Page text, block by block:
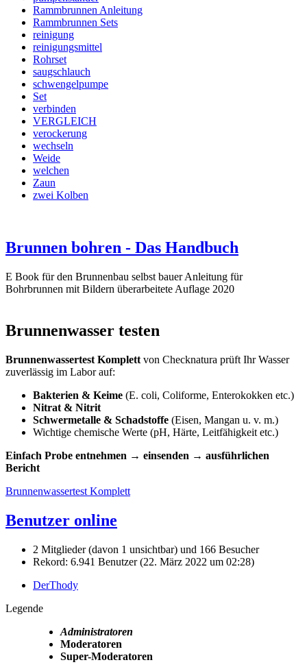
Rammbrunnen Anleitung
Rammbrunnen Sets
reinigung
reinigungsmittel
Rohrset
saugschlauch
schwengelpumpe
Set
verbinden
VERGLEICH
verockerung
wechseln
Weide
welchen
Zaun
zwei Kolben
Brunnen bohren - Das Handbuch
E Book für den Brunnenbau selbst bauer Anleitung für
Bohrbrunnen mit Bildern überarbeitete Auflage 2020
Brunnenwasser testen
Brunnenwassertest Komplett von Checknatura prüft Ihr Wasser
zuverlässig im Labor auf:
Bakterien & Keime (E. coli, Coliforme, Enterokokken etc.)
Nitrat & Nitrit
Schwermetalle & Schadstoffe (Eisen, Mangan u. v. m.)
Wichtige chemische Werte (pH, Härte, Leitfähigkeit etc.)
Einfach Probe entnehmen → einsenden → ausführlichen
Bericht
Brunnenwassertest Komplett
Benutzer online
2 Mitglieder (davon 1 unsichtbar) und 166 Besucher
Rekord: 6.941 Benutzer (22. März 2022 um 02:28)
DerThody
Legende
Administratoren
Moderatoren
Super-Moderatoren